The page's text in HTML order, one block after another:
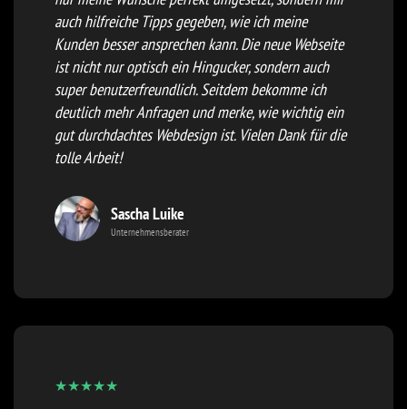
auch hilfreiche Tipps gegeben, wie ich meine
Kunden besser ansprechen kann. Die neue Webseite
ist nicht nur optisch ein Hingucker, sondern auch
super benutzerfreundlich. Seitdem bekomme ich
deutlich mehr Anfragen und merke, wie wichtig ein
gut durchdachtes Webdesign ist. Vielen Dank für die
tolle Arbeit!
Sascha Luike
Unternehmensberater
★★★★★